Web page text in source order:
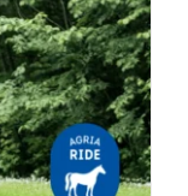
i nød –